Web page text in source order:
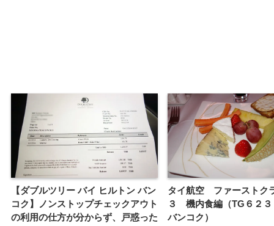
【ダブルツリー バイ ヒルトン バン
コク】ノンストップチェックアウト
の利用の仕方が分からず、戸惑った
タイ航空 ファーストク
３ 機内食編（TG６２
バンコク）